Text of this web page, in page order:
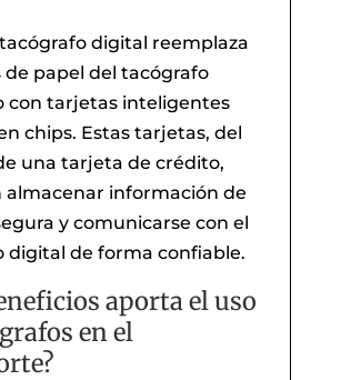
digital reemplaza
de papel del tacógrafo
con tarjetas inteligentes
chips. Estas tarjetas, del
una tarjeta de crédito,
información de
y comunicarse con el
digital de forma confiable.
aporta el uso
en el